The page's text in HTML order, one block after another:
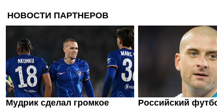
Бельгии
14.07.26 17:03
Формула-
сезоне
два этапа
05.07.26 18:57
Формула-
трагедия